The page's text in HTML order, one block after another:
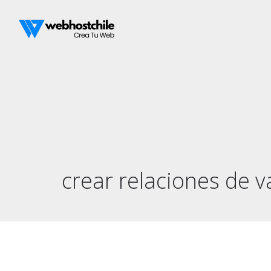
crear relaciones de